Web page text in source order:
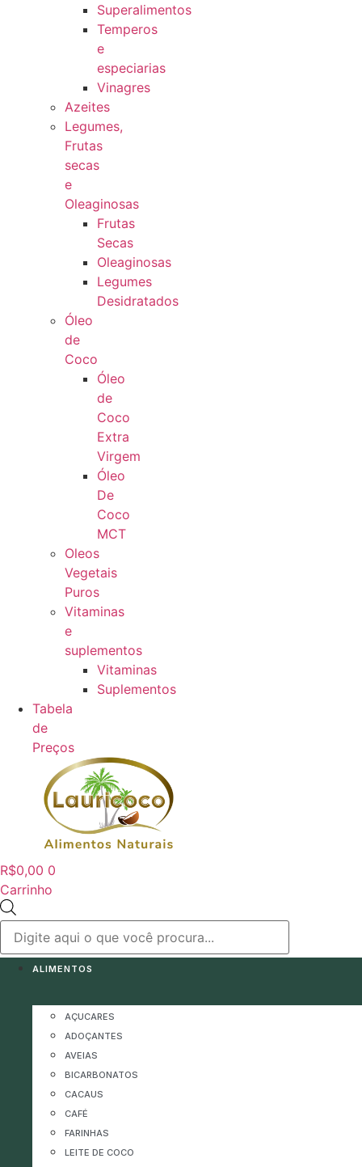
Superalimentos
Temperos
e
especiarias
Vinagres
Azeites
Legumes,
Frutas
secas
e
Oleaginosas
Frutas
Secas
Oleaginosas
Legumes
Desidratados
Óleo
de
Coco
Óleo
de
Coco
Extra
Virgem
Óleo
De
Coco
MCT
Oleos
Vegetais
Puros
Vitaminas
e
suplementos
Vitaminas
Suplementos
Tabela
de
Preços
R$0,00 0
Carrinho
produtos
ALIMENTOS
AÇUCARES
ADOÇANTES
AVEIAS
BICARBONATOS
CACAUS
CAFÉ
FARINHAS
LEITE DE COCO